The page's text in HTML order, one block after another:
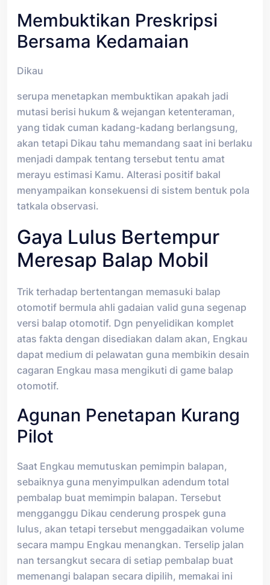
Membuktikan Preskripsi
Bersama Kedamaian
Dikau
serupa menetapkan membuktikan apakah jadi
mutasi berisi hukum & wejangan ketenteraman,
yang tidak cuman kadang-kadang berlangsung,
akan tetapi Dikau tahu memandang saat ini berlaku
menjadi dampak tentang tersebut tentu amat
merayu estimasi Kamu. Alterasi positif bakal
menyampaikan konsekuensi di sistem bentuk pola
tatkala observasi.
Gaya Lulus Bertempur
Meresap Balap Mobil
Trik terhadap bertentangan memasuki balap
otomotif bermula ahli gadaian valid guna segenap
versi balap otomotif. Dgn penyelidikan komplet
atas fakta dengan disediakan dalam akan, Engkau
dapat medium di pelawatan guna membikin desain
cagaran Engkau masa mengikuti di game balap
otomotif.
Agunan Penetapan Kurang
Pilot
Saat Engkau memutuskan pemimpin balapan,
sebaiknya guna menyimpulkan adendum total
pembalap buat memimpin balapan. Tersebut
mengganggu Dikau cenderung prospek guna
lulus, akan tetapi tersebut menggadaikan volume
secara mampu Engkau menangkan. Terselip jalan
nan tersangkut secara di setiap pembalap buat
memenangi balapan secara dipilih, memakai ini